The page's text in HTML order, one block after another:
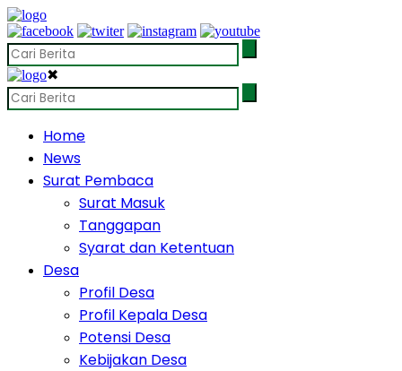
✖
Home
News
Surat Pembaca
Surat Masuk
Tanggapan
Syarat dan Ketentuan
Desa
Profil Desa
Profil Kepala Desa
Potensi Desa
Kebijakan Desa